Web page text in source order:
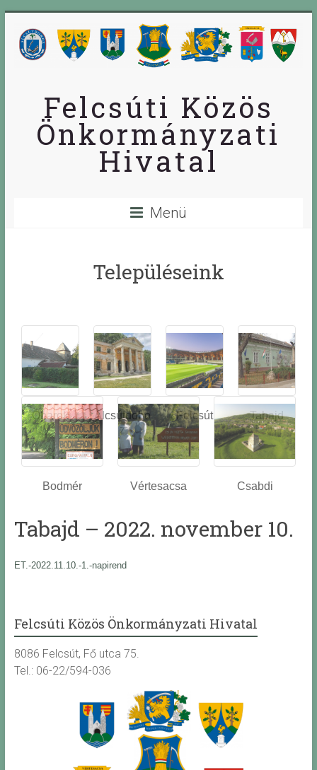
Felcsúti Közös
Önkormányzati
Hivatal
Menü
Településeink
Óbarok
Alcsútdobo
z
Felcsút Tabajd
Bodmér Vértesacsa Csabdi
Tabajd – 2022. november 10.
ET.-2022.11.10.-1.-napirend
Felcsúti Közös Önkormányzati Hivatal
8086 Felcsút, Fő utca 75.
Tel.: 06-22/594-036